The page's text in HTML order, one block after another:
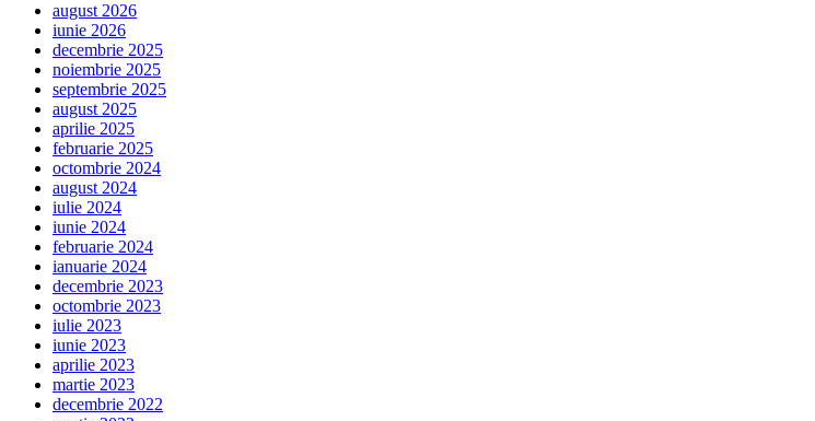
august 2026
iunie 2026
decembrie 2025
noiembrie 2025
septembrie 2025
august 2025
aprilie 2025
februarie 2025
octombrie 2024
august 2024
iulie 2024
iunie 2024
februarie 2024
ianuarie 2024
decembrie 2023
octombrie 2023
iulie 2023
iunie 2023
aprilie 2023
martie 2023
decembrie 2022